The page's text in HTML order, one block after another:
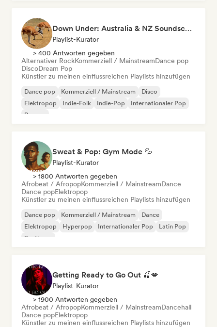
Down Under: Australia & NZ Soundscape
Playlist-Kurator
> 400 Antworten gegeben
Alternativer RockKommerziell / MainstreamDance pop
DiscoDream Pop
Künstler zu meinen einflussreichen Playlists hinzufügen
Dance pop Kommerziell / Mainstream
Disco
Elektropop
Indie-Folk Indie-Pop
Internationaler Pop
Reggae
Sweat & Pop: Gym Mode 💦
Playlist-Kurator
> 1800 Antworten gegeben
Afrobeat / AfropopKommerziell / MainstreamDance
Dance popElektropop
Künstler zu meinen einflussreichen Playlists hinzufügen
Dance pop Kommerziell / Mainstream
Dance
Elektropop
Hyperpop Internationaler Pop
Latin Pop
Synthpop
Getting Ready to Go Out 🍒💋
Playlist-Kurator
> 1900 Antworten gegeben
Afrobeat / AfropopKommerziell / MainstreamDancehall
Dance popElektropop
Künstler zu meinen einflussreichen Playlists hinzufügen